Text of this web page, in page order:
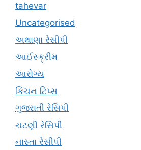
tahevar
Uncategorised
અથાણા રેસીપી
આઈસ્ક્રીમ
આરોગ્ય
કિચન ટિપ્સ
ગુજરાતી રેસિપી
ચટણી રેસિપી
નાસ્તા રેસીપી